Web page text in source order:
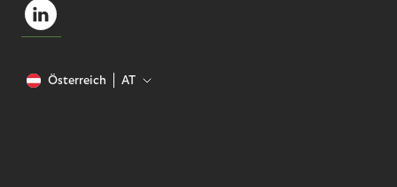
Österreich AT